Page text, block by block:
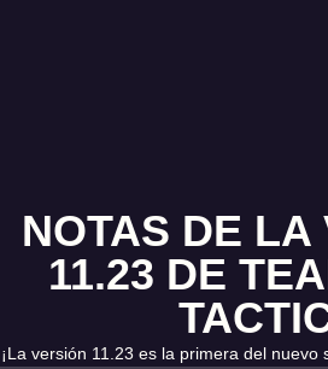
NOTAS DE LA
11.23 DE
¡La versión 11.23 es la primera del nuevo